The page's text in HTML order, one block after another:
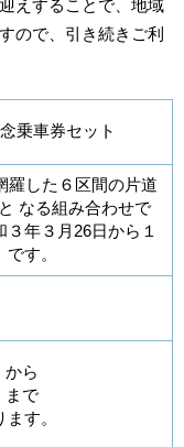
えすることで、地域
ので、引き続きご利
乗車券セット
羅した６区間の片道
なる組み合わせで
年３月26日から１
す。
から
まで
す。